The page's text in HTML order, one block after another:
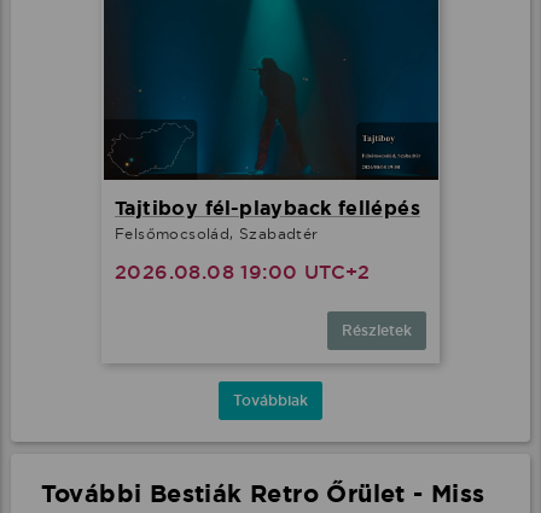
Tajtiboy fél-playback fellépés
Felsőmocsolád, Szabadtér
2026.08.08 19:00 UTC+2
Részletek
Továbbiak
További Bestiák Retro Őrület - Miss